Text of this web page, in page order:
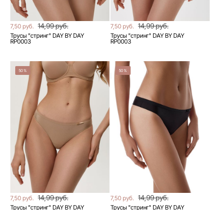
7,50 руб. 14,99 руб.
Трусы "стринг" DAY BY DAY
RP0003
7,50 руб. 14,99 руб.
Трусы "стринг" DAY BY DAY
RP0003
50%
7,50 руб. 14,99 руб.
Трусы "стринг" DAY BY DAY
50%
7,50 руб. 14,99 руб.
Трусы "стринг" DAY BY DAY